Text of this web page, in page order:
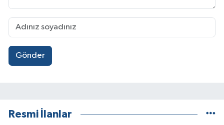
Gönder
Resmi İlanlar